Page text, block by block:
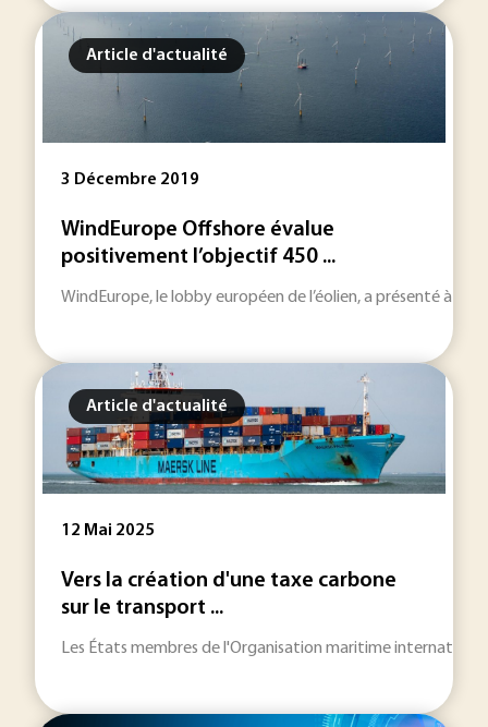
Article d'actualité
3 Décembre 2019
WindEurope Offshore évalue
positivement l’objectif 450 ...
WindEurope, le lobby européen de l’éolien, a présenté à
Article d'actualité
12 Mai 2025
Vers la création d'une taxe carbone
sur le transport ...
Les États membres de l'Organisation maritime